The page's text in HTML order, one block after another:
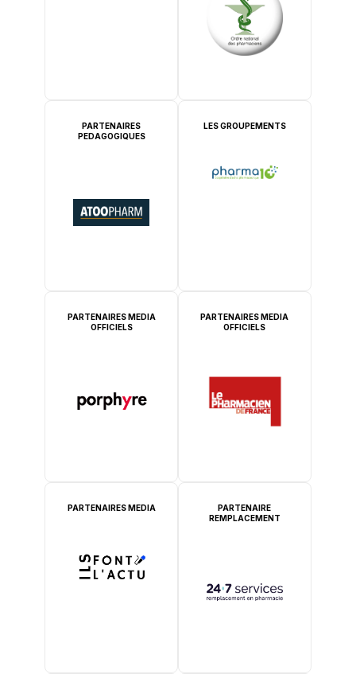
PARTENAIRES
PEDAGOGIQUES
LES GROUPEMENTS
PARTENAIRES MEDIA
OFFICIELS
PARTENAIRES MEDIA
OFFICIELS
PARTENAIRES MEDIA
PARTENAIRE
REMPLACEMENT